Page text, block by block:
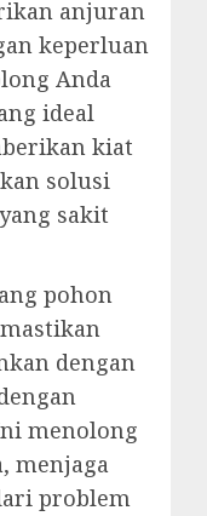
anjuran
keperluan
Anda
ideal
kiat
solusi
sakit
pohon
dengan
menolong
menjaga
problem